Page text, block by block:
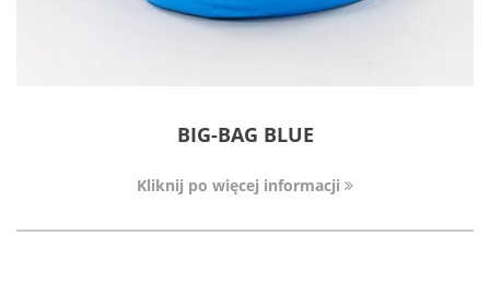
BIG-BAG BLUE
Kliknij po więcej informacji